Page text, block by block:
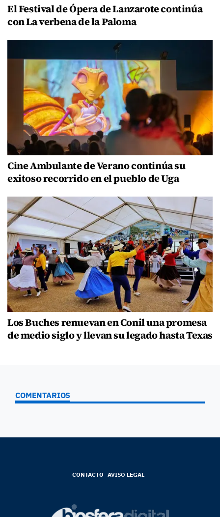
El Festival de Ópera de Lanzarote continúa
con La verbena de la Paloma
Cine Ambulante de Verano continúa su
exitoso recorrido en el pueblo de Uga
Los Buches renuevan en Conil una promesa
de medio siglo y llevan su legado hasta Texas
COMENTARIOS
CONTACTO AVISO LEGAL